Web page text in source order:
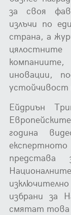
за своя
излъчи по
страна, а
иновации,
устойчивост
Ейдриън
година
избрани за
смятат това